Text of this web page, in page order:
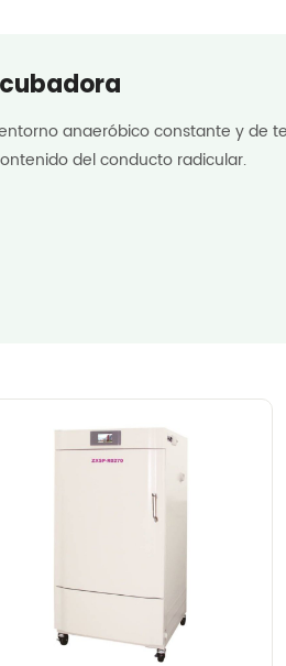
anaeróbico constante y de
del conducto radicular.